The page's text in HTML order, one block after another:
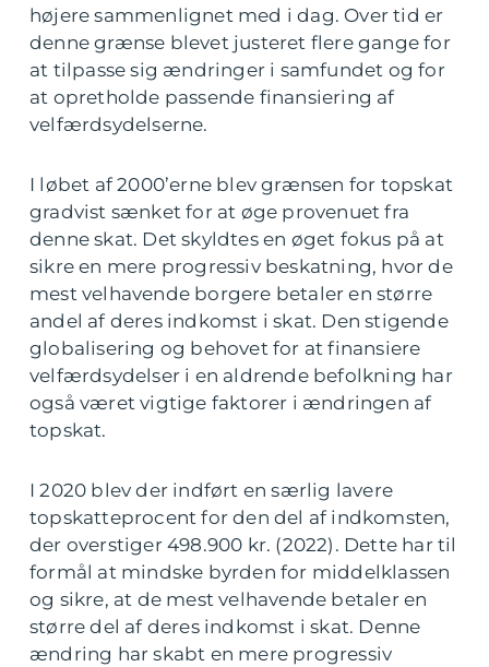
højere sammenlignet med i dag. Over tid er
denne grænse blevet justeret flere gange for
at tilpasse sig ændringer i samfundet og for
at opretholde passende finansiering af
velfærdsydelserne.
I løbet af 2000’erne blev grænsen for topskat
gradvist sænket for at øge provenuet fra
denne skat. Det skyldtes en øget fokus på at
sikre en mere progressiv beskatning, hvor de
mest velhavende borgere betaler en større
andel af deres indkomst i skat. Den stigende
globalisering og behovet for at finansiere
velfærdsydelser i en aldrende befolkning har
også været vigtige faktorer i ændringen af
topskat.
I 2020 blev der indført en særlig lavere
topskatteprocent for den del af indkomsten,
der overstiger 498.900 kr. (2022). Dette har til
formål at mindske byrden for middelklassen
og sikre, at de mest velhavende betaler en
større del af deres indkomst i skat. Denne
ændring har skabt en mere progressiv